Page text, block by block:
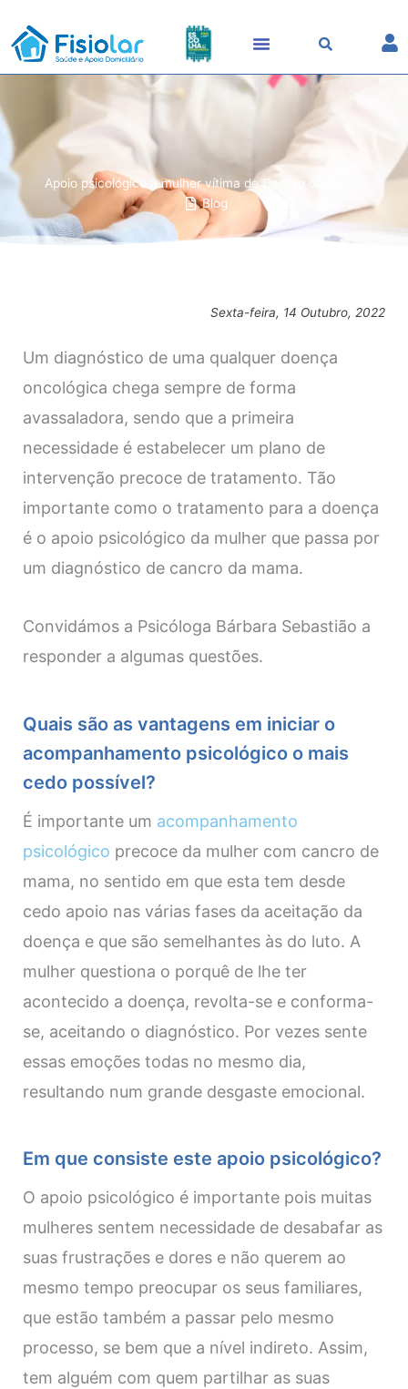
content
Apoio psicológico à mulher vítima de Cancro da Mama
Blog
Sexta-feira, 14 Outubro, 2022
Um diagnóstico de uma qualquer doença
oncológica chega sempre de forma
avassaladora, sendo que a primeira
necessidade é estabelecer um plano de
intervenção precoce de tratamento. Tão
importante como o tratamento para a doença
é o apoio psicológico da mulher que passa por
um diagnóstico de cancro da mama.
Convidámos a Psicóloga Bárbara Sebastião a
responder a algumas questões.
Quais são as vantagens em iniciar o
acompanhamento psicológico o mais
cedo possível?
É importante um acompanhamento
psicológico precoce da mulher com cancro de
mama, no sentido em que esta tem desde
cedo apoio nas várias fases da aceitação da
doença e que são semelhantes às do luto. A
mulher questiona o porquê de lhe ter
acontecido a doença, revolta-se e conforma-
se, aceitando o diagnóstico. Por vezes sente
essas emoções todas no mesmo dia,
resultando num grande desgaste emocional.
Em que consiste este apoio psicológico?
O apoio psicológico é importante pois muitas
mulheres sentem necessidade de desabafar as
suas frustrações e dores e não querem ao
mesmo tempo preocupar os seus familiares,
que estão também a passar pelo mesmo
processo, se bem que a nível indireto. Assim,
tem alguém com quem partilhar as suas